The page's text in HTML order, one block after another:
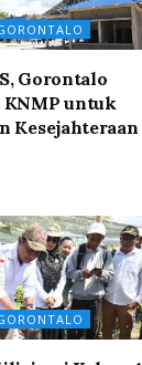
Gorontalo
KNMP untuk
Kesejahteraan